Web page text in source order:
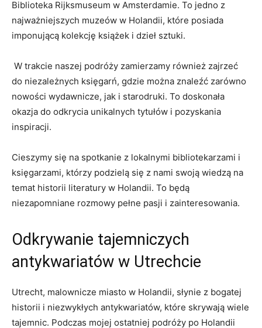
Biblioteka Rijksmuseum​ w Amsterdamie. To jedno z
najważniejszych⁣ muzeów ⁢w Holandii,⁣ które posiada⁢
imponującą kolekcję książek⁤ i dzieł sztuki.
⁢ W trakcie naszej​ podróży zamierzamy również ‍zajrzeć
do niezależnych księgarń, ‌gdzie​ można znaleźć zarówno
nowości wydawnicze, ​jak i starodruki. To doskonała⁤
okazja do odkrycia⁤ unikalnych ⁢tytułów i pozyskania
inspiracji.
Cieszymy się na spotkanie z lokalnymi bibliotekarzami ⁤i
księgarzami, którzy⁢ podzielą się z nami swoją ​wiedzą na
temat historii⁣ literatury⁣ w Holandii. To będą​
niezapomniane rozmowy ‍pełne‍ pasji‌ i zainteresowania.
Odkrywanie tajemniczych
antykwariatów w Utrechcie
Utrecht, malownicze miasto w ⁢Holandii, słynie z bogatej
historii⁢ i niezwykłych antykwariatów, które skrywają ​wiele
tajemnic. Podczas​ mojej ostatniej podróży po Holandii